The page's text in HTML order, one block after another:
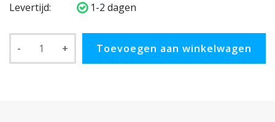
Levertijd:
1-2 dagen
- + Toevoegen aan winkelwagen